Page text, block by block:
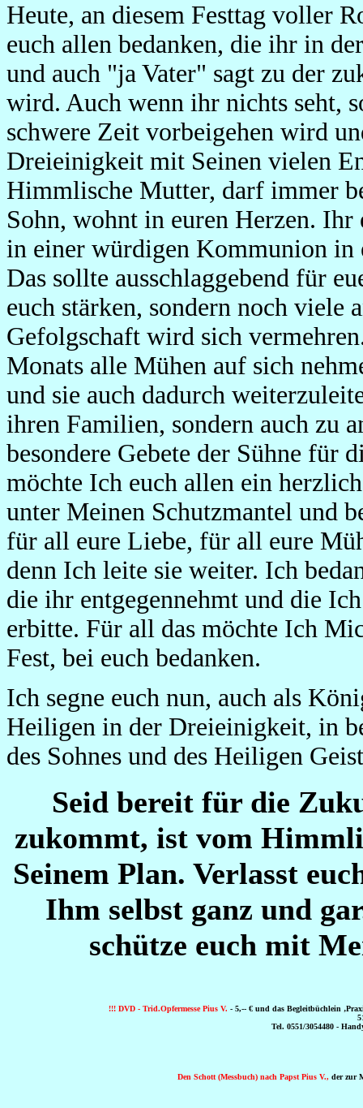
Heute, an diesem Festtag voller
euch allen bedanken, die ihr in
und auch "ja Vater" sagt zu der
wird. Auch wenn ihr nichts seht,
schwere Zeit vorbeigehen wird
Dreieinigkeit mit Seinen vielen
Himmlische Mutter, darf immer
Sohn, wohnt in euren Herzen.
in einer würdigen Kommunion in
Das sollte ausschlaggebend für
euch stärken, sondern noch viele
Gefolgschaft wird sich
Monats alle Mühen auf sich
und sie auch dadurch
ihren Familien, sondern auch zu
besondere Gebete der Sühne für
möchte Ich euch allen ein
unter Meinen Schutzmantel und
für all eure Liebe, für all eure
denn Ich leite sie weiter. Ich
die ihr entgegennehmt und die
erbitte. Für all das möchte Ich
Fest, bei euch bedanken.
Ich segne euch nun, auch als
Heiligen in der Dreieinigkeit, in
des Sohnes und des Heiligen
Seid bereit für die
zukommt, ist vom
Seinem Plan. Verlasst
Ihm selbst ganz und
schütze euch mit
!!! DVD - Trid.Opfermesse Pius V. - 5,-- € und das Begleitbüchlein
Tel. 0551/3054480 -
Den Schott (Messbuch) nach Papst Pius V., der zur